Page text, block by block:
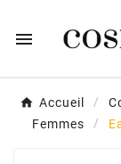

Accueil
Femmes